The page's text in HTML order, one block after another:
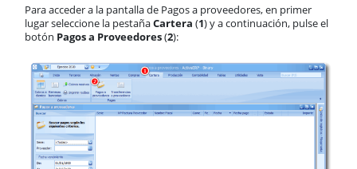
Para acceder a la pantalla de Pagos a proveedores, en primer
lugar seleccione la pestañaCartera (1) y a continuación, pulse el
botón Pagos a Proveedores(2):